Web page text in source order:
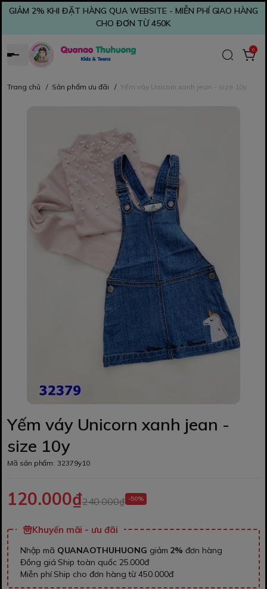
GIẢM 2% KHI ĐẶT HÀNG QUA WEBSITE - MIỄN PHÍ GIAO HÀNG
CHO ĐƠN TỪ 450K
0
Trang chủ / Sản phẩm ưu đãi / Yếm váy Unicorn xanh jean - size 10y
Yếm váy Unicorn xanh jean -
size 10y
Mã sản phẩm: 32379y10
120.000₫240.000₫ -50%
Khuyến mãi - ưu đãi
Nhập mã QUANAOTHUHUONG giảm 2% đơn hàng
Đồng giá Ship toàn quốc 25.000đ
Miễn phí Ship cho đơn hàng từ 450.000đ